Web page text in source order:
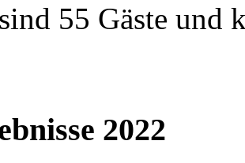
55 Gäste und
2022